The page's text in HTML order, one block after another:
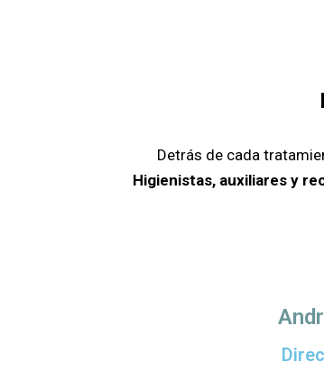
Detrás de cada
Higienistas, auxiliares y